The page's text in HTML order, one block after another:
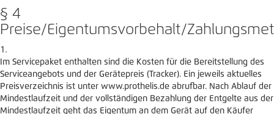
§ 4
Preise/Eigentumsvorbehalt/
Im Servicepaket enthalten sind die Kosten für die Bereitstellung des
Serviceangebots und der Gerätepreis (Tracker). Ein jeweils aktuelles
Preisverzeichnis ist unter www.prothelis.de abrufbar. Nach Ablauf der
Mindestlaufzeit und der vollständigen Bezahlung der Entgelte aus der
Mindestlaufzeit geht das Eigentum an dem Gerät auf den Käufer